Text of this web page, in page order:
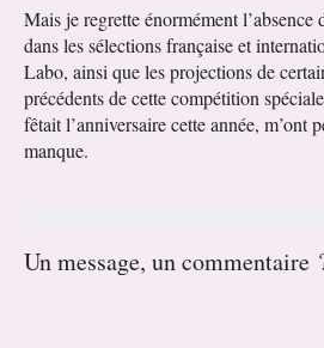
Mais je regrette énormément
dans les sélections française et
Labo, ainsi que les projections de
précédents de cette compétition
fêtait l’anniversaire cette année, m’ont
manque.
Un message, un commentaire